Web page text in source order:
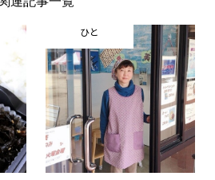
ひと